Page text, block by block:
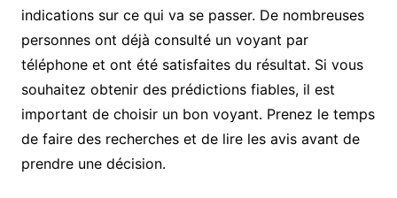
indications sur ce qui va se passer. De nombreuses
personnes ont déjà consulté un voyant par
téléphone et ont été satisfaites du résultat. Si vous
souhaitez obtenir des prédictions fiables, il est
important de choisir un bon voyant. Prenez le temps
de faire des recherches et de lire les avis avant de
prendre une décision.